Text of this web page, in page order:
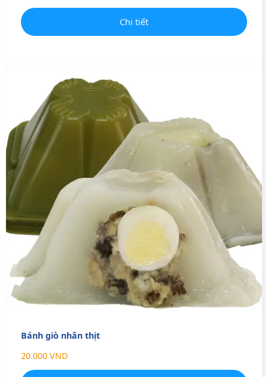
Chi tiết
Bánh giò nhân thịt
20.000 VND